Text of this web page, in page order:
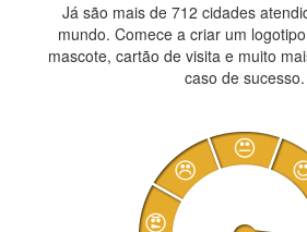
Já são mais de 712 cidades
mundo. Comece a criar um
mascote, cartão de visita e muito
caso de sucesso.